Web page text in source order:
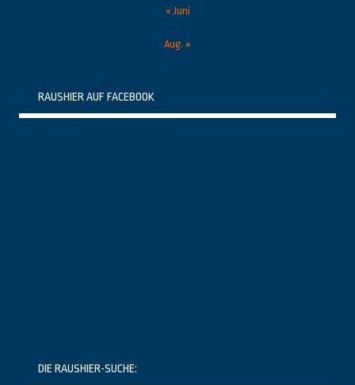
« Juni
Aug. »
RAUSHIER AUF FACEBOOK
DIE RAUSHIER-SUCHE: